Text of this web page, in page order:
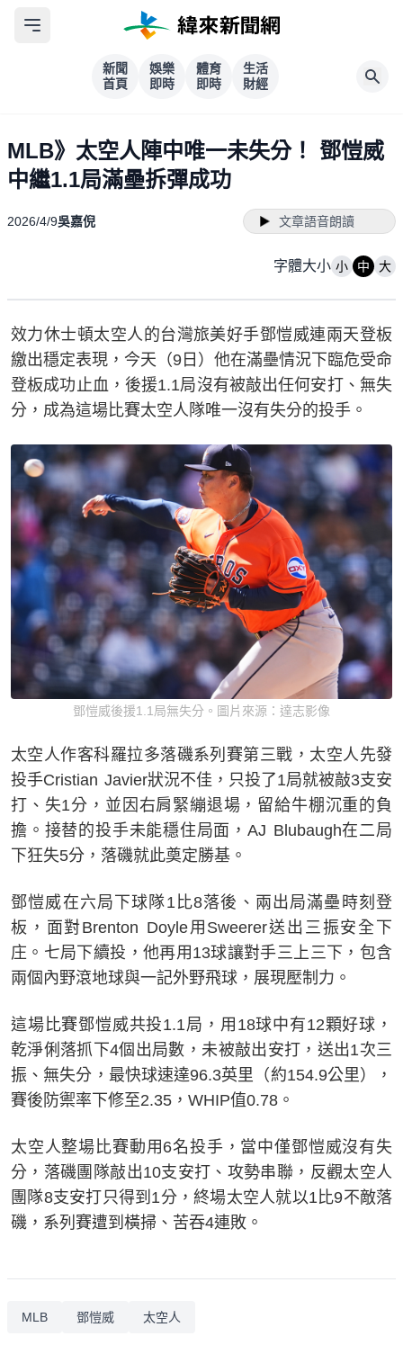
新聞
首頁
娛樂
即時
體育
即時
生活
財經
MLB》太空人陣中唯一未失分！ 鄧愷威
中繼1.1局滿壘拆彈成功
2026/4/9吳嘉倪 文章語音朗讀
字體大小 小 中 大
效力休士頓太空人的台灣旅美好手鄧愷威連兩天登板
繳出穩定表現，今天（9日）他在滿壘情況下臨危受命
登板成功止血，後援1.1局沒有被敲出任何安打、無失
分，成為這場比賽太空人隊唯一沒有失分的投手。
鄧愷威後援1.1局無失分。圖片來源：達志影像
太空人作客科羅拉多落磯系列賽第三戰，太空人先發
投手Cristian Javier狀況不佳，只投了1局就被敲3支安
打、失1分，並因右肩緊繃退場，留給牛棚沉重的負
擔。接替的投手未能穩住局面，AJ Blubaugh在二局
下狂失5分，落磯就此奠定勝基。
鄧愷威在六局下球隊1比8落後、兩出局滿壘時刻登
板，面對Brenton Doyle用Sweerer送出三振安全下
庄。七局下續投，他再用13球讓對手三上三下，包含
兩個內野滾地球與一記外野飛球，展現壓制力。
這場比賽鄧愷威共投1.1局，用18球中有12顆好球，
乾淨俐落抓下4個出局數，未被敲出安打，送出1次三
振、無失分，最快球速達96.3英里（約154.9公里），
賽後防禦率下修至2.35，WHIP值0.78。
太空人整場比賽動用6名投手，當中僅鄧愷威沒有失
分，落磯團隊敲出10支安打、攻勢串聯，反觀太空人
團隊8支安打只得到1分，終場太空人就以1比9不敵落
磯，系列賽遭到橫掃、苦吞4連敗。
MLB 鄧愷威 太空人